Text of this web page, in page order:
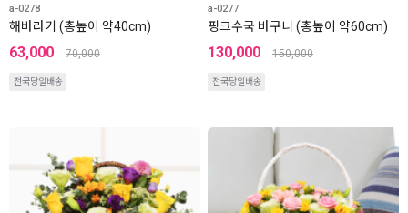
a-0278
해바라기 (총높이 약40cm)
63,000 70,000
전국당일배송
a-0277
핑크수국 바구니 (총높이 약60cm)
130,000 150,000
전국당일배송